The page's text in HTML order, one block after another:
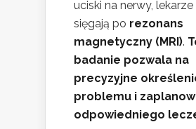
uciski na nerwy,
sięgają po rezonans
magnetyczny (MRI).
badanie pozwala na
precyzyjne
problemu i
odpowiedniego